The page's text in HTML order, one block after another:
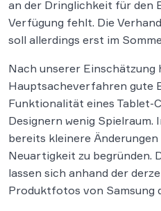
an der Dringlichkeit für den
Verfügung fehlt. Die
soll allerdings erst im
Nach unserer Einschätzung
Hauptsacheverfahren gute
Funktionalität eines Tablet-
Designern wenig Spielraum.
bereits kleinere Änderungen
Neuartigkeit zu begründen.
lassen sich anhand der
Produktfotos von Samsung